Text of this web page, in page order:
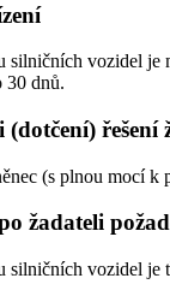
silničních vozidel
30 dnů.
řešení
(s plnou mocí k
žadateli
silničních vozidel